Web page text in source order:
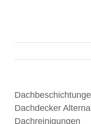
Dachdecker
Dachreinigungen